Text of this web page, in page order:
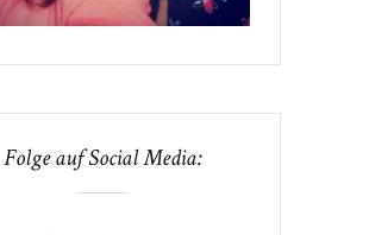
Folge auf Social Media: